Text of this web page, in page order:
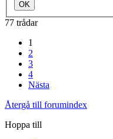
77 trådar
1
2
3
4
Nästa
Återgå till forumindex
Hoppa till